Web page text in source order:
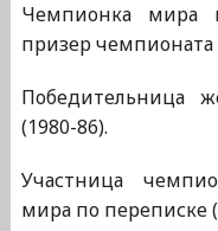
Чемпионка мира
призер чемпионата
Победительница
(1980-86).
Участница
мира по переписке